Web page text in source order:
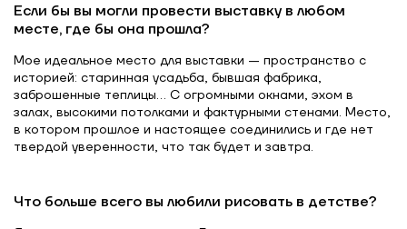
Если бы вы могли провести выставку в любом
месте, где бы она прошла?
Мое идеальное место для выставки — пространство с
историей: старинная усадьба, бывшая фабрика,
заброшенные теплицы… С огромными окнами, эхом в
залах, высокими потолками и фактурными стенами. Место,
в котором прошлое и настоящее соединились и где нет
твердой уверенности, что так будет и завтра.
Что больше всего вы любили рисовать в детстве?